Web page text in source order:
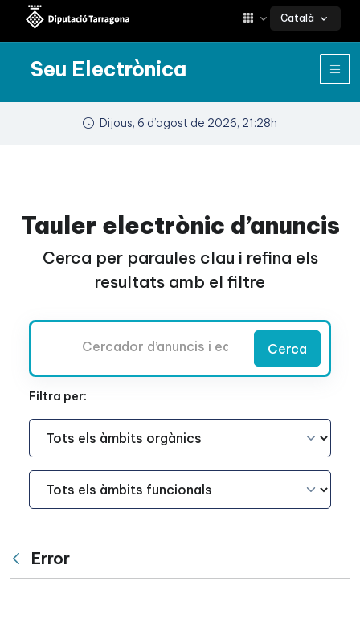
Català
Seu Electrònica
Dijous, 6 d’agost de 2026, 21:28h
Tauler electrònic d’anuncis
Cerca per paraules clau i refina els
resultats amb el filtre
Cerca
Filtra per:
Àmbit Funcional
Àmbit Funcional
Vés enrere
Error